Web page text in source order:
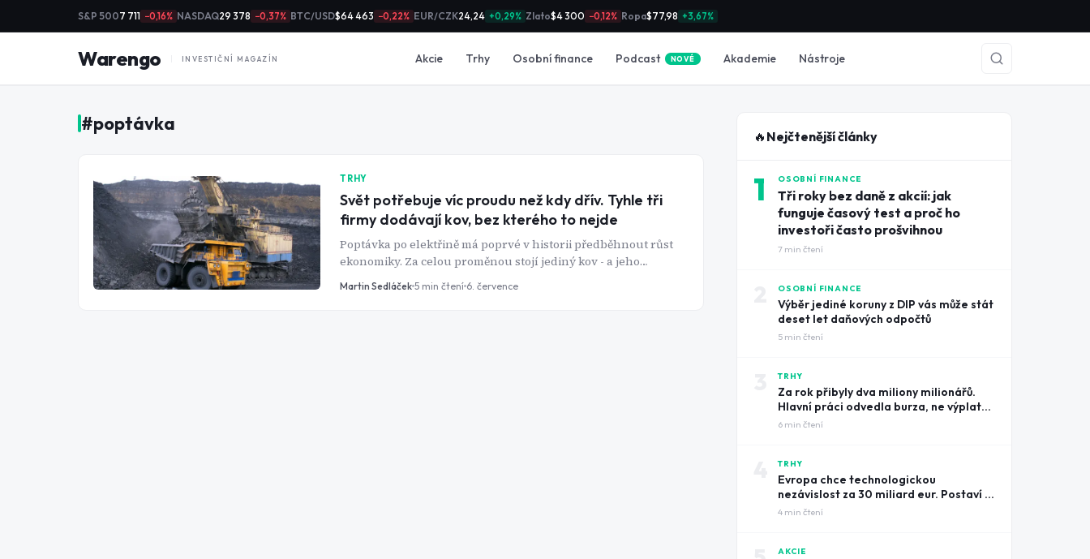
S&P 5007 711 −0,16% NASDAQ29 378 −0,37% BTC/USD$64 463 −0,22% EUR/CZK24,24 +0,29% Zlato$4 300 −0,12% Ropa$77,98 +3,67%
Warengo INVESTIČNÍ MAGAZÍN Akcie Trhy Osobní finance Podcast NOVÉ Akademie Nástroje
#poptávka
TRHY
Svět potřebuje víc proudu než kdy dřív. Tyhle tři
firmy dodávají kov, bez kterého to nejde
Poptávka po elektřině má poprvé v historii předběhnout růst
ekonomiky. Za celou proměnou stojí jediný kov - a jeho
největší těžaři na tom mohou pořádně vydělat.
Martin Sedláček 5 min čtení 6. července
🔥 Nejčtenější články
1 OSOBNÍ FINANCE
Tři roky bez daně z akcií: jak
funguje časový test a proč ho
investoři často prošvihnou
7 min čtení
OSOBNÍ FINANCE
Výběr jediné koruny z DIP vás může stát
deset let daňových odpočtů
5 min čtení
TRHY
Za rok přibyly dva miliony milionářů.
Hlavní práci odvedla burza, ne výplatní
pásky
6 min čtení
TRHY
Evropa chce technologickou
nezávislost za 30 miliard eur. Postaví ji
na amerických čipech
4 min čtení
AKCIE